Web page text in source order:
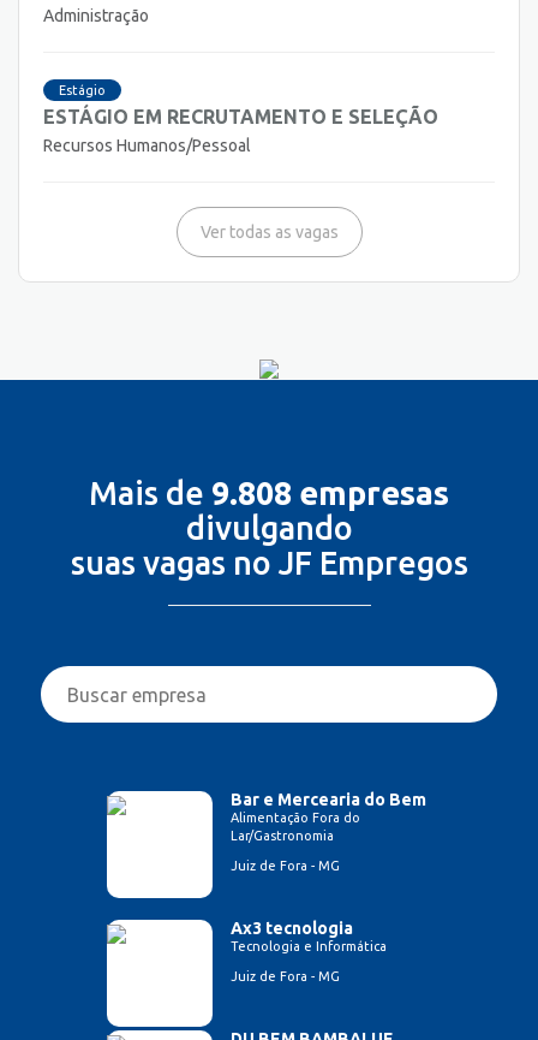
Administração
Estágio
ESTÁGIO EM RECRUTAMENTO E SELEÇÃO
Recursos Humanos/Pessoal
Ver todas as vagas
Mais de 9.808 empresas
divulgando
suas vagas no JF Empregos
Bar e Mercearia do Bem
Alimentação Fora do
Lar/Gastronomia
Juiz de Fora - MG
Ax3 tecnologia
Tecnologia e Informática
Juiz de Fora - MG